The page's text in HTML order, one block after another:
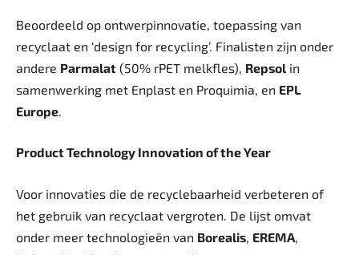
Beoordeeld op ontwerpinnovatie, toepassing van
recyclaat en ‘design for recycling’. Finalisten zijn onder
andere Parmalat (50% rPET melkfles), Repsol in
samenwerking met Enplast en Proquimia, en EPL
Europe
Product Technology Innovation of the Year
Voor innovaties die de recyclebaarheid verbeteren of
het gebruik van recyclaat vergroten. De lijst omvat
onder meer technologieën van Borealis, EREMA,